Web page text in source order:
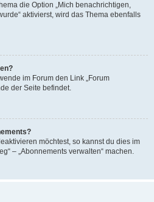
die Option „Mich benachrichtigen,
aktivierst, wird das Thema ebenfalls
im Forum den Link „Forum
der Seite befindet.
möchtest, so kannst du dies im
– „Abonnements verwalten“ machen.